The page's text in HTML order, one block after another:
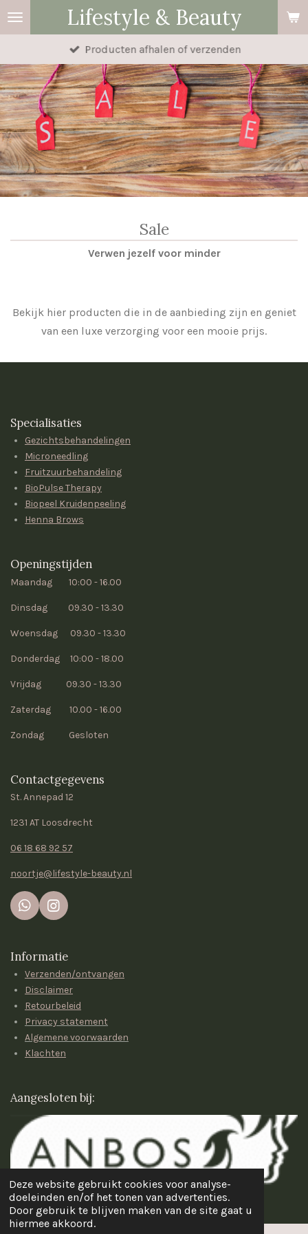
Deze website gebruikt cookies voor analyse-
doeleinden en/of het tonen van advertenties.
Door gebruik te blijven maken van de site gaat u
hiermee akkoord.
Ga
direct
de
hoofdinhoud
Lifestyle & Beauty
Producten afhalen of verzenden
Sale
Verwen jezelf voor minder
Bekijk hier producten die in de aanbieding zijn en geniet
van een luxe verzorging voor een mooie prijs.
Specialisaties
Gezichtsbehandelingen
Microneedling
Fruitzuurbehandeling
BioPulse Therapy
Biopeel Kruidenpeeling
Henna Brows
Openingstijden
Maandag 10:00 - 16.00
Dinsdag 09.30 - 13.30
Woensdag 09.30 - 13.30
Donderdag 10:00 - 18.00
Vrijdag 09.30 - 13.30
Zaterdag 10.00 - 16.00
Zondag Gesloten
Contactgegevens
St. Annepad 12
1231 AT Loosdrecht
06 18 68 92 57
noortje@lifestyle-beauty.nl
W
h
t
s
A
p
p
I
n
t
a
g
r
a
Informatie
Verzenden/ontvangen
Disclaimer
Retourbeleid
Privacy statement
Algemene voorwaarden
Klachten
Aangesloten bij:
Powered by JouwWeb